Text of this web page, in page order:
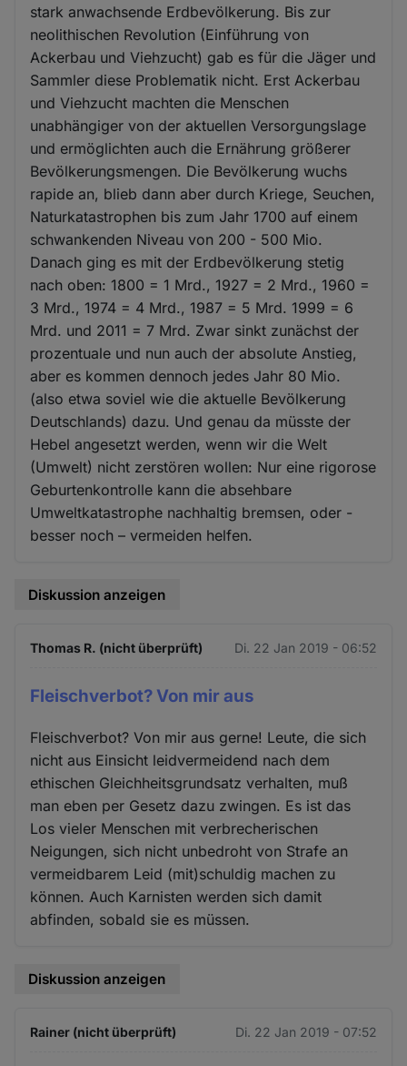
stark anwachsende Erdbevölkerung. Bis zur
neolithischen Revolution (Einführung von
Ackerbau und Viehzucht) gab es für die Jäger und
Sammler diese Problematik nicht. Erst Ackerbau
und Viehzucht machten die Menschen
unabhängiger von der aktuellen Versorgungslage
und ermöglichten auch die Ernährung größerer
Bevölkerungsmengen. Die Bevölkerung wuchs
rapide an, blieb dann aber durch Kriege, Seuchen,
Naturkatastrophen bis zum Jahr 1700 auf einem
schwankenden Niveau von 200 - 500 Mio.
Danach ging es mit der Erdbevölkerung stetig
nach oben: 1800 = 1 Mrd., 1927 = 2 Mrd., 1960 =
3 Mrd., 1974 = 4 Mrd., 1987 = 5 Mrd. 1999 = 6
Mrd. und 2011 = 7 Mrd. Zwar sinkt zunächst der
prozentuale und nun auch der absolute Anstieg,
aber es kommen dennoch jedes Jahr 80 Mio.
(also etwa soviel wie die aktuelle Bevölkerung
Deutschlands) dazu. Und genau da müsste der
Hebel angesetzt werden, wenn wir die Welt
(Umwelt) nicht zerstören wollen: Nur eine rigorose
Geburtenkontrolle kann die absehbare
Umweltkatastrophe nachhaltig bremsen, oder -
besser noch – vermeiden helfen.
Diskussion anzeigen
Thomas R. (nicht überprüft) Di. 22 Jan 2019 - 06:52
Fleischverbot? Von mir aus
Fleischverbot? Von mir aus gerne! Leute, die sich
nicht aus Einsicht leidvermeidend nach dem
ethischen Gleichheitsgrundsatz verhalten, muß
man eben per Gesetz dazu zwingen. Es ist das
Los vieler Menschen mit verbrecherischen
Neigungen, sich nicht unbedroht von Strafe an
vermeidbarem Leid (mit)schuldig machen zu
können. Auch Karnisten werden sich damit
abfinden, sobald sie es müssen.
Diskussion anzeigen
Rainer (nicht überprüft) Di. 22 Jan 2019 - 07:52